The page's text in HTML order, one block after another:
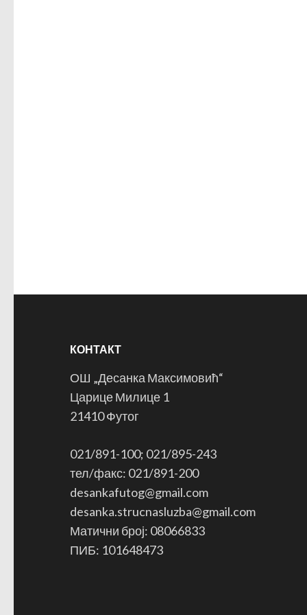
КОНТАКТ
ОШ „Десанка Максимовић“
Царице Милице 1
21410 Футог
021/891-100; 021/895-243
тел/факс: 021/891-200
desankafutog@gmail.com
desanka.strucnasluzba@gmail.com
Матични број: 08066833
ПИБ: 101648473